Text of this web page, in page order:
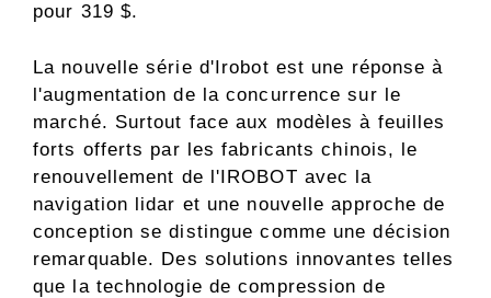
pour 319 $.
La nouvelle série d'Irobot est une réponse à
l'augmentation de la concurrence sur le
marché. Surtout face aux modèles à feuilles
forts offerts par les fabricants chinois, le
renouvellement de l'IROBOT avec la
navigation lidar et une nouvelle approche de
conception se distingue comme une décision
remarquable. Des solutions innovantes telles
que la technologie de compression de